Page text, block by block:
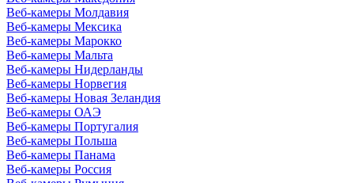
Веб-камеры Молдавия
Веб-камеры Мексика
Веб-камеры Марокко
Веб-камеры Мальта
Веб-камеры Нидерланды
Веб-камеры Норвегия
Веб-камеры Новая Зеландия
Веб-камеры ОАЭ
Веб-камеры Португалия
Веб-камеры Польша
Веб-камеры Панама
Веб-камеры Россия